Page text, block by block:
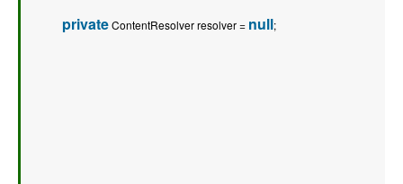
private ContentResolver resolver = null;